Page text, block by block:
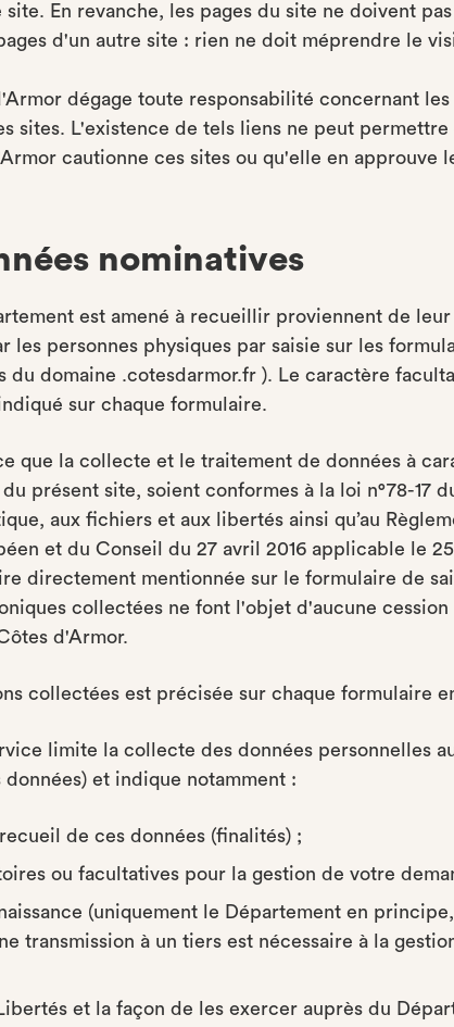
En revanche, les pages du site ne doivent
d'un autre site : rien ne doit méprendre le
dégage toute responsabilité concernant
sites. L'existence de tels liens ne peut
cautionne ces sites ou qu'elle en approuve
nominatives
est amené à recueillir proviennent de leur
les personnes physiques par saisie sur les
du domaine .cotesdarmor.fr ). Le caractère
sur chaque formulaire.
que la collecte et le traitement de données à
présent site, soient conformes à la loi n°78-17
aux fichiers et aux libertés ainsi qu’au
et du Conseil du 27 avril 2016 applicable le
directement mentionnée sur le formulaire de
collectées ne font l'objet d'aucune cession
d'Armor.
collectées est précisée sur chaque formulaire
limite la collecte des données personnelles
et indique notamment :
de ces données (finalités) ;
ou facultatives pour la gestion de votre
(uniquement le Département en
transmission à un tiers est nécessaire à la
et la façon de les exercer auprès du